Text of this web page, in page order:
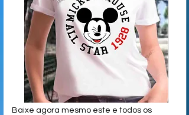
Baixe agora mesmo este e todos os